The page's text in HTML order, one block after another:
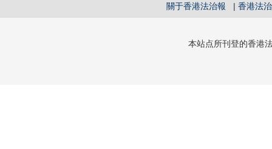
關于香港法治報 | 香港法
本站点所刊登的香港